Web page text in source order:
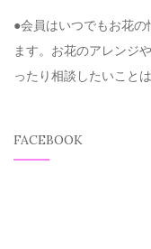
●会員はいつでもお花
ます。お花のアレンジ
ったり相談したいこと
FACEBOOK